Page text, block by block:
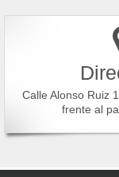
Calle Alonso Ruiz
frente al